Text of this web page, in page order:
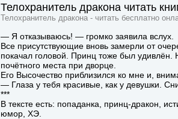
Телохранитель дракона читать
Телохранитель дракона - читать бесплатно
— Я отказываюсь! — громко заявила вслух.
Все присутствующие вновь замерли от
покачал головой. Принц тоже был удивлён.
почётного места при дворце.
Его Высочество приблизился ко мне и,
— Глаза у тебя красивые, как у девушки.
***
В тексте есть: попаданка, принц-дракон,
юмор, ХЭ.